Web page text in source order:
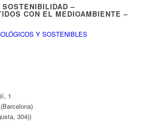
–
CON EL MEDIOAMBIENTE –
1
304))